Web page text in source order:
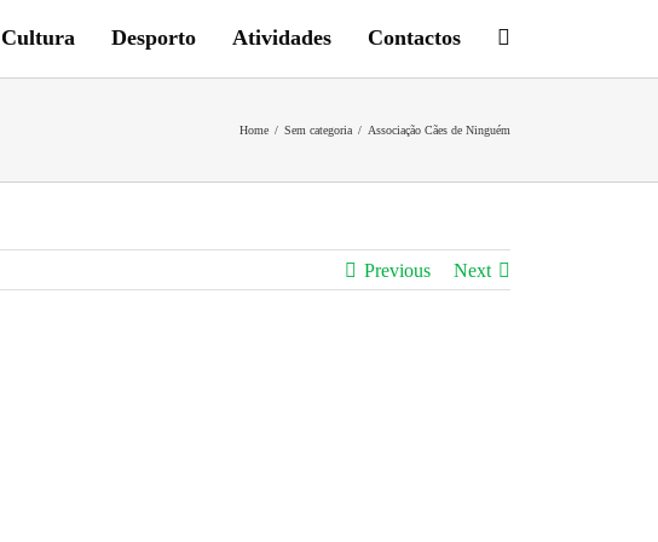
Cultura Desporto Atividades Contactos
Home / Sem categoria / Associação Cães de Ninguém
Previous Next